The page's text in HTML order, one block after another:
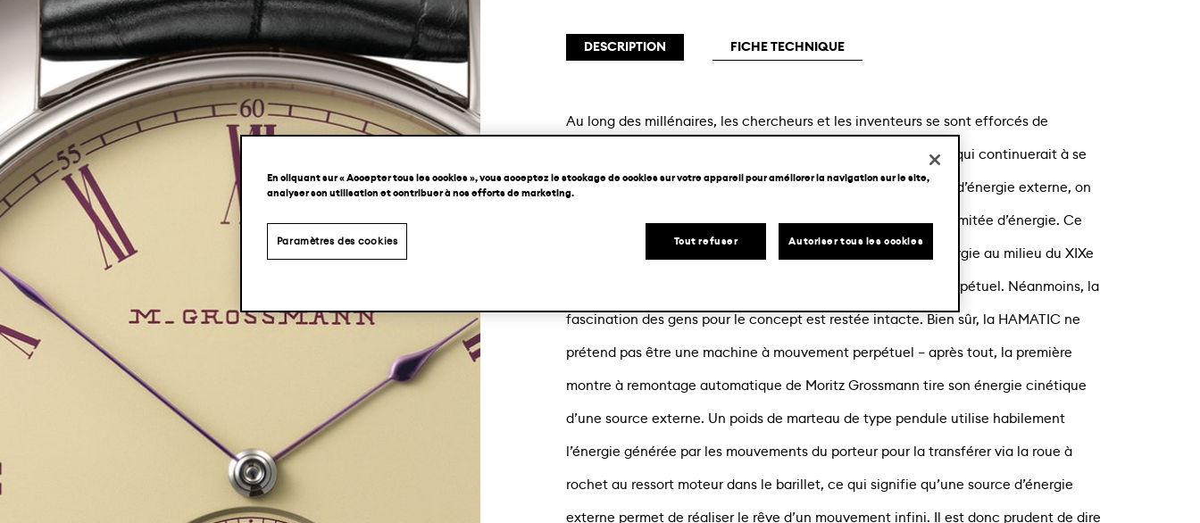
DESCRIPTION FICHE TECHNIQUE
Au long des millénaires, les chercheurs et les inventeurs se sont efforcés de
construire une machine à mouvement perpétuel, un appareil qui continuerait à se
déplacer indéfiniment une fois démarré. Sans aucune source d’énergie externe, on
croyait que la machine elle-même générerait une quantité illimitée d’énergie. Ce
n’est qu’avec la formulation de la loi de conservation de l’énergie au milieu du XIXe
siècle que la physique a annulé le principe du mouvement perpétuel. Néanmoins, la
fascination des gens pour le concept est restée intacte. Bien sûr, la HAMATIC ne
prétend pas être une machine à mouvement perpétuel – après tout, la première
montre à remontage automatique de Moritz Grossmann tire son énergie cinétique
d’une source externe. Un poids de marteau de type pendule utilise habilement
l’énergie générée par les mouvements du porteur pour la transférer via la roue à
rochet au ressort moteur dans le barillet, ce qui signifie qu’une source d’énergie
externe permet de réaliser le rêve d’un mouvement infini. Il est donc prudent de dire
En cliquant sur « Accepter tous les cookies », vous acceptez le stockage de cookies sur votre appareil pour améliorer la navigation sur le site,
analyser son utilisation et contribuer à nos efforts de marketing.
Tout refuser Autoriser tous les cookies
Paramètres des cookies